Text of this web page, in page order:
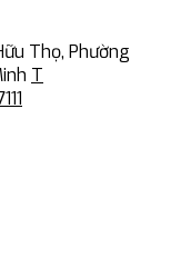
Thọ, Phường
T